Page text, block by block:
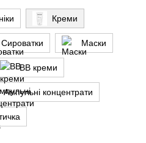
Креми
Сироватки Маски
ВВ креми
Ампульні концентрати